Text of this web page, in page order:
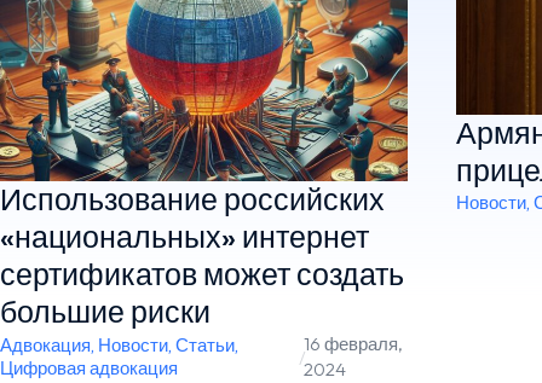
Использование российских
«национальных» интернет
сертификатов может создать
большие риски
Адвокация, Новости, Статьи,
Цифровая адвокация
/
16 февраля,
2024
Новости,